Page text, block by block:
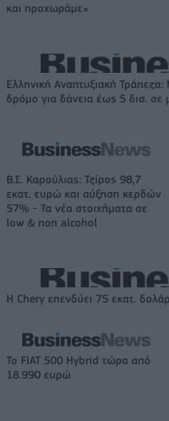
και προχωράμε»
Ελληνική Αναπτυξιακή
δρόμο για δάνεια έως 5 δισ. σε
Β.Σ. Καρούλιας: Τζίρος 98,7
εκατ. ευρώ και αύξηση κερδών
57% - Τα νέα στοιχήματα σε
low & non alcohol
Η Chery επενδύει 75 εκατ.
Το FIAT 500 Hybrid τώρα από
18.990 ευρώ